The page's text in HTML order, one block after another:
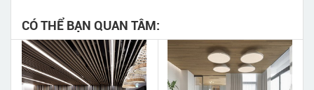
CÓ THỂ BẠN QUAN TÂM: